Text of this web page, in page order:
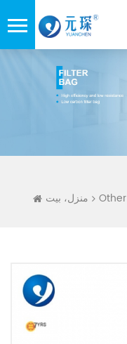
منزل، بيت Other